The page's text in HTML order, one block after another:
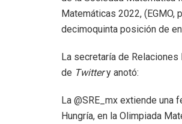
Matemáticas 2022,
decimoquinta posición de
La secretaría de
de Twittery anotó:
La @SRE_mx extiende
Hungría, en la Olimpiada